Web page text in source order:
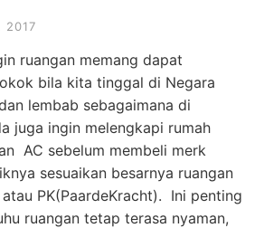
2017
ruangan memang dapat
bila kita tinggal di Negara
lembab sebagaimana di
juga ingin melengkapi rumah
AC sebelum membeli merk
sesuaikan besarnya ruangan
PK(PaardeKracht). Ini penting
ruangan tetap terasa nyaman,